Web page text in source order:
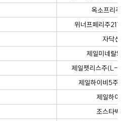
옥소프리주
위너프페리주
자닥신
제일미네랄5
제일팻리스주(L-
제일하이비5주
제일하이
조스타박